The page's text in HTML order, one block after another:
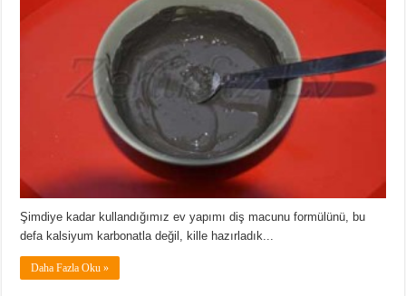
Şimdiye kadar kullandığımız ev yapımı diş macunu formülünü, bu
defa kalsiyum karbonatla değil, kille hazırladık...
Daha Fazla Oku »